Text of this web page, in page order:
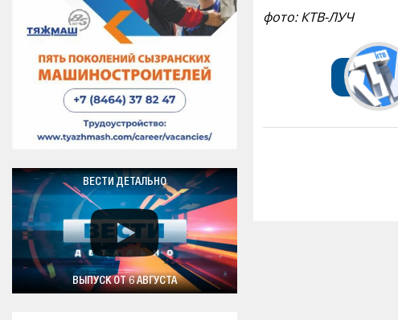
ВЕСТИ ДЕТАЛЬНО
ВЫПУСК ОТ 6 АВГУСТА
фото: КТВ-ЛУЧ